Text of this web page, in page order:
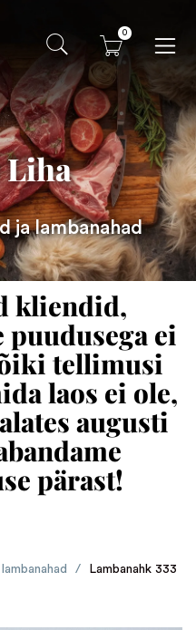
0
ja lambanahad
kliendid,
puudusega ei
tellimusi
laos ei ole,
augusti
pärast!
/
Lambanahk 333